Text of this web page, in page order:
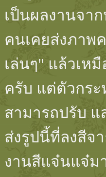
เป็นผลงานจา
คนเคยส่งภาพ
เล่นๆ" แล้วเห
ครับ แต่ตัวกร
สามารถปรับ
ส่งรูปนี้ที่ลงสีจ
งานสีแจ๋นแจ๋ม